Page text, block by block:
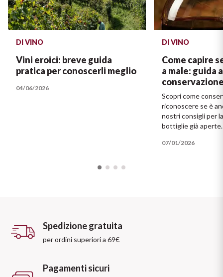
DI VINO
Vini eroici: breve guida
pratica per conoscerli meglio
04/06/2026
DI VINO
Come capire
a male: guida
Scopri come
riconoscere se è
nostri consigli per
bottiglie già aperte.
07/01/2026
Spedizione gratuita
per ordini superiori a 69€
Pagamenti sicuri